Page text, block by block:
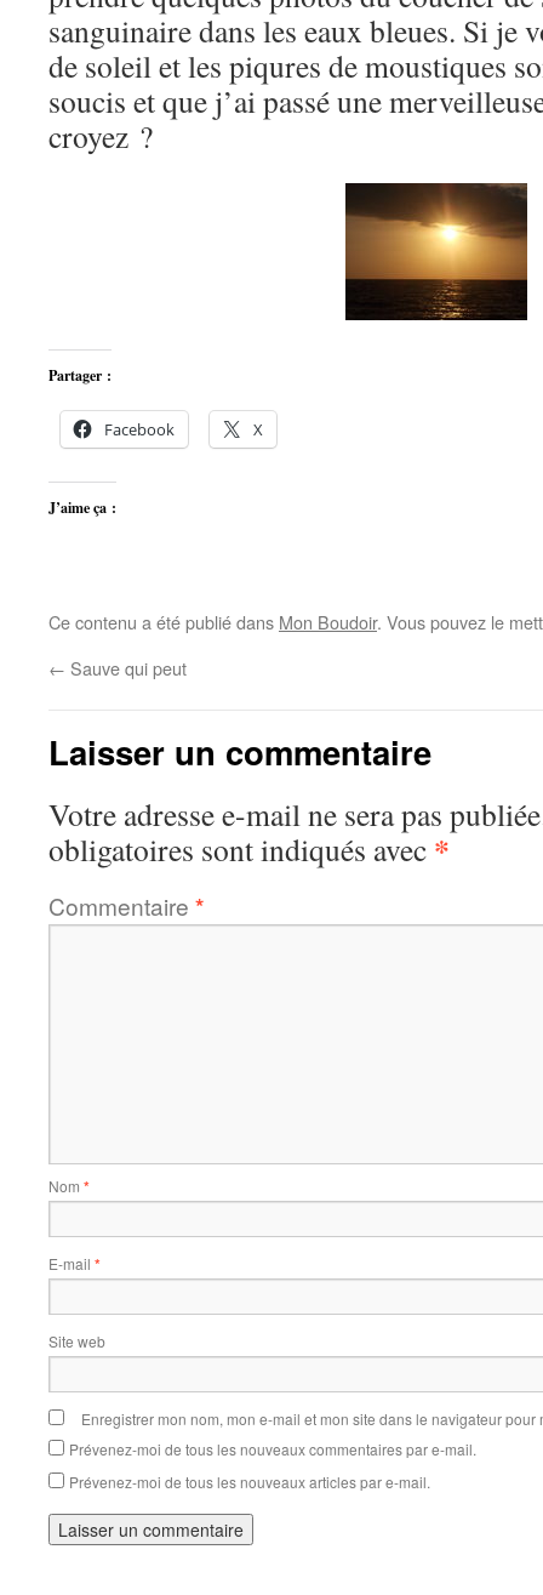
sanguinaire dans les eaux bleues. Si je
de soleil et les piqures de moustiques
soucis et que j’ai passé une
croyez ?
Partager :
Facebook X
J’aime ça :
Ce contenu a été publié dans Mon Boudoir. Vous pouvez le
← Sauve qui peut
Laisser un commentaire
Votre adresse e-mail ne sera pas
obligatoires sont indiqués avec *
Commentaire *
Nom *
E-mail *
Site web
Enregistrer mon nom, mon e-mail et mon site dans le navigateur
Prévenez-moi de tous les nouveaux commentaires par e-mail.
Prévenez-moi de tous les nouveaux articles par e-mail.